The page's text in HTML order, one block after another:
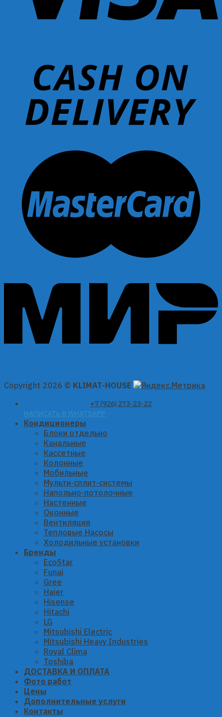
Copyright 2026 © KLIMAT-HOUSE
+7 (926) 273-23-22
НАПИСАТЬ В WHATSAPP
Кондиционеры
Блоки отдельно
Канальные
Кассетные
Колонные
Мобильные
Мульти-сплит-системы
Напольно-потолочные
Настенные
Оконные
Вентиляция
Тепловые Насосы
Холодильные установки
Бренды
EcoStar
Funai
Gree
Haier
Hisense
Hitachi
LG
Mitsubishi Electric
Mitsubishi Heavy Industries
Royal Clima
Toshiba
ДОСТАВКА И ОПЛАТА
Фото работ
Цены
Дополнительные услуги
Контакты